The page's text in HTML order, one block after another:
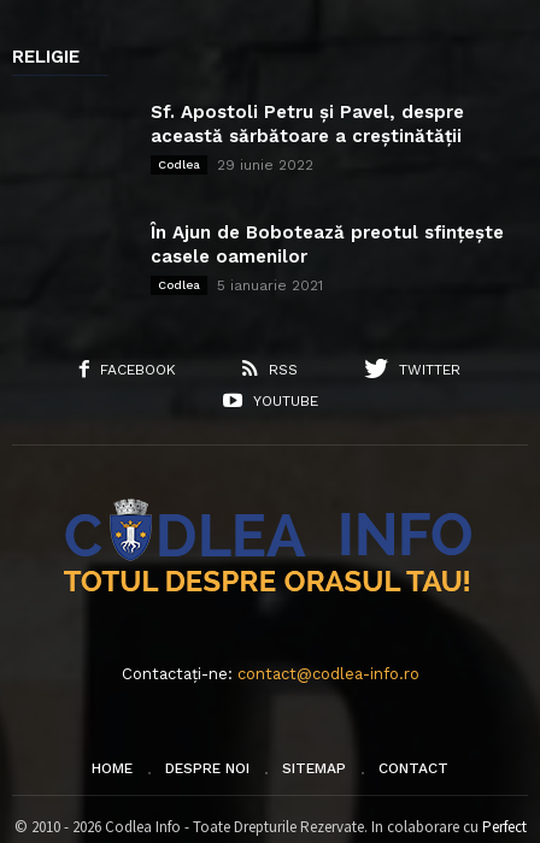
RELIGIE
Sf. Apostoli Petru și Pavel, despre
această sărbătoare a creștinătății
Codlea 29 iunie 2022
În Ajun de Bobotează preotul sfințește
casele oamenilor
Codlea 5 ianuarie 2021
FACEBOOK RSS
TWITTER
YOUTUBE
Contactați-ne: contact@codlea-info.ro
HOME DESPRE NOI SITEMAP CONTACT
© 2010 - 2026 Codlea Info - Toate Drepturile Rezervate. In colaborare cu Perfect